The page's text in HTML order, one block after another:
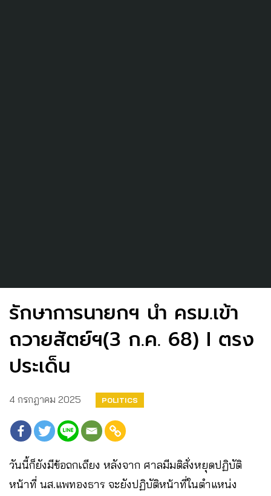
รักษาการนายกฯ นำ ครม.เข้า
ถวายสัตย์ฯ(3 ก.ค. 68) I ตรง
ประเด็น
4 กรกฎาคม 2025 POLITICS
วันนี้ก็ยังมีข้อถกเถียง หลังจาก ศาลมีมติสั่งหยุดปฏิบัติ
หน้าที่ นส.แพทองธาร จะยังปฏิบัติหน้าที่ในตำแหน่ง